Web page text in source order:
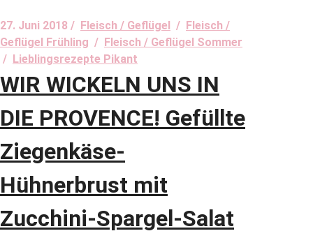
27. Juni 2018 / Fleisch / Geflügel / Fleisch /
Geflügel Frühling / Fleisch / Geflügel Sommer
/ Lieblingsrezepte Pikant
WIR WICKELN UNS IN
DIE PROVENCE! Gefüllte
Ziegenkäse-
Hühnerbrust mit
Zucchini-Spargel-Salat